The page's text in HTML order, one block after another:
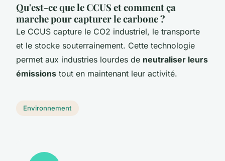
Qu'est-ce que le CCUS et comment ça
marche pour capturer le carbone ?
Le CCUS capture le CO2 industriel, le transporte
et le stocke souterrainement. Cette technologie
permet aux industries lourdes de neutraliser leurs
émissions tout en maintenant leur activité.
Environnement